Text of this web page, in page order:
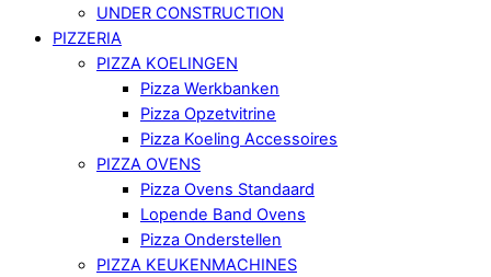
UNDER CONSTRUCTION
PIZZERIA
PIZZA KOELINGEN
Pizza Werkbanken
Pizza Opzetvitrine
Pizza Koeling Accessoires
PIZZA OVENS
Pizza Ovens Standaard
Lopende Band Ovens
Pizza Onderstellen
PIZZA KEUKENMACHINES